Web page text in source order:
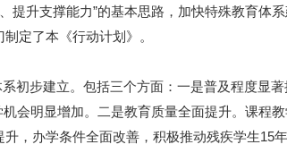
提升支撑能力”的基本思路，加快特殊教育体
定了本《行动计划》。
初步建立。包括三个方面：一是普及程度显
会明显增加。二是教育质量全面提升。课程
，办学条件全面改善，积极推动残疾学生15